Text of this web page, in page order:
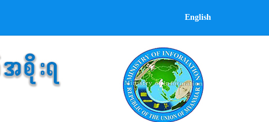
English